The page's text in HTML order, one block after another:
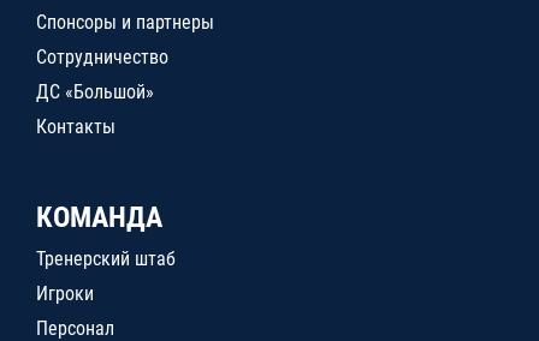
Спонсоры и партнеры
Сотрудничество
ДС «Большой»
Контакты
КОМАНДА
Тренерский штаб
Игроки
Персонал